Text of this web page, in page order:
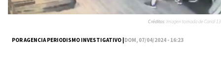
POR AGENCIA PERIODISMO INVESTIGATIVO |DOM, 07/04/2024 - 16:23
Créditos:Imagen tomada de Canal 13